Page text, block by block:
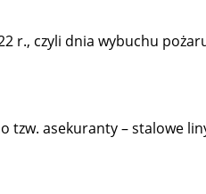
r., czyli dnia wybuchu
asekuranty – stalowe